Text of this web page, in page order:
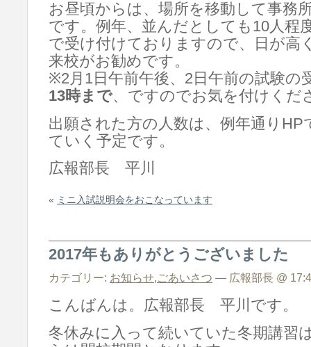
お昼頃からは、場所を移動して事務
です。例年、並んだとしても10人程
で受け付けておりますので、日が高
来校がお勧めです。
※2月1日午前午後、2日午前の試験の
13時まで、ですのでお気を付けくだ
出願された方の人数は、例年通りHP
ていく予定です。
広報部長 平川
« ミニ入試説明会をおこなっています
2017年もありがとうございました
カテゴリー: お知らせ,ごあいさつ — 広報部長 @
こんばんは。広報部長 平川です。
冬休みに入って続いていた冬期講習